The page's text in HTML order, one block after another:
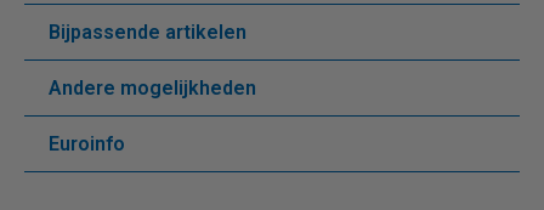
Bijpassende artikelen
Andere mogelijkheden
Euroinfo